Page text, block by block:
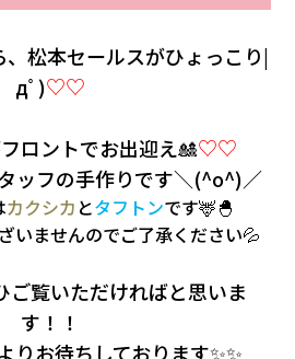
松本セールスがひょっこり|
дﾟ)♡♡
ロントでお出迎え🎎♡♡
ッフの手作りです＼(^o^)／
カクシカ とタフトンです🦌🐣
いませんのでご了承ください💦
ご覧いただければと思いま
す！！
りお待ちしております✨✨